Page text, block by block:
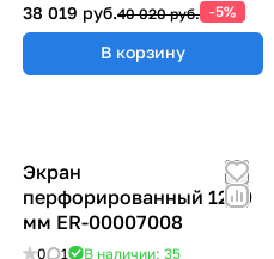
38 019 руб.40 020 руб. -5%
В корзину
Экран
перфорированный 1200
мм ER-00007008
0 1 В наличии: 35